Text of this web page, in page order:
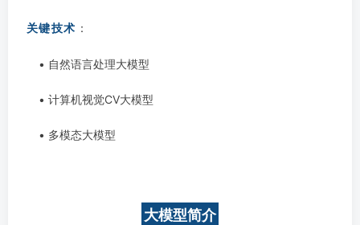
关键技术 ：
• 自然语言处理大模型
• 计算机视觉CV大模型
• 多模态大模型
大模型简介